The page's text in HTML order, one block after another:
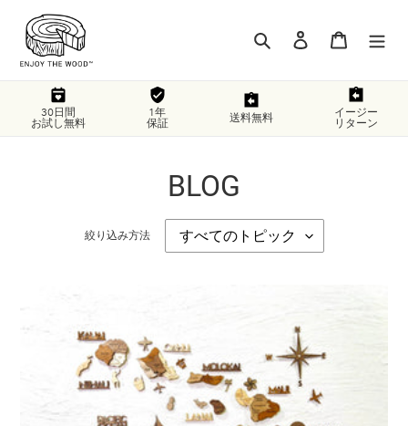
検索 ログインカート
30日間
お試し無料
1年
保証
送料無料
イージー
リターン
BLOG
絞り込み方法